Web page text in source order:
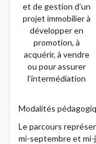
et de gestion d’un
projet immobilier à
développer en
promotion, à
acquérir, à vendre
ou pour assurer
l’intermédiation
Modalités
Le parcours
mi-septembre et